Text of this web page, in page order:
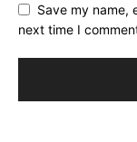
Save my name,
next time I